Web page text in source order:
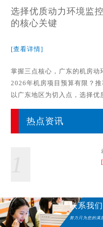
选择优质动力环境监
的核心关键
[查看详情]
热点资讯
联系我们
努力只为您的满